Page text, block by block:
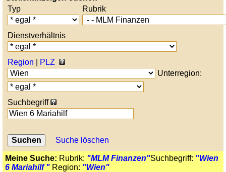
Typ
Rubrik
Dienstverhältnis
Region
PLZ
Unterregion:
Suchbegriff
Suche löschen
Meine Suche: Rubrik: "MLM Finanzen"Suchbegriff: "Wien
6 Mariahilf " Region: "Wien"